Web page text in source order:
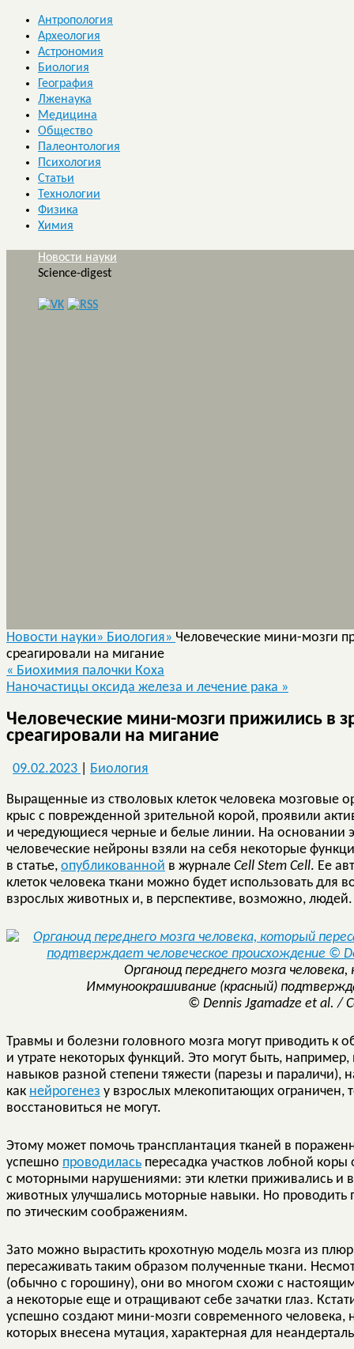
Антропология
Археология
Астрономия
Биология
География
Лженаука
Медицина
Общество
Палеонтология
Психология
Статьи
Технологии
Физика
Химия
Новости науки
Science-digest
Новости науки» Биология» Человеческие мини-мозги
среагировали на мигание
« Биохимия палочки Коха
Наночастицы оксида железа и лечение рака »
Человеческие мини-мозги прижились в
среагировали на мигание
09.02.2023 Биология
Выращенные из стволовых клеток человека мозговые
крыс с поврежденной зрительной корой, проявили
и чередующиеся черные и белые линии. На основании
человеческие нейроны взяли на себя некоторые
в статье, опубликованной в журнале Cell Stem Cell. Ее
клеток человека ткани можно будет использовать для
взрослых животных и, в перспективе, возможно, людей.
Органоид переднего мозга
Иммуноокрашивание (красный)
© Dennis Jgamadze et al. /
Травмы и болезни головного мозга могут приводить
и утрате некоторых функций. Это могут быть, например,
навыков разной степени тяжести (парезы и параличи),
как нейрогенез у взрослых млекопитающих ограничен,
восстановиться не могут.
Этому может помочь трансплантация тканей в
успешно проводилась пересадка участков лобной
с моторными нарушениями: эти клетки приживались и
животных улучшались моторные навыки. Но
по этическим соображениям.
Зато можно вырастить крохотную модель мозга из
пересаживать таким образом полученные ткани.
(обычно с горошину), они во многом схожи с
а некоторые еще и отращивают себе зачатки глаз.
успешно создают мини-мозги современного человека,
которых внесена мутация, характерная для